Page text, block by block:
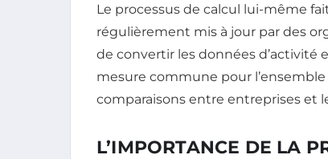
Le processus de calcul lui-même
régulièrement mis à jour par des
de convertir les données d’activité
mesure commune pour
comparaisons entre entreprises et
L’IMPORTANCE DE LA